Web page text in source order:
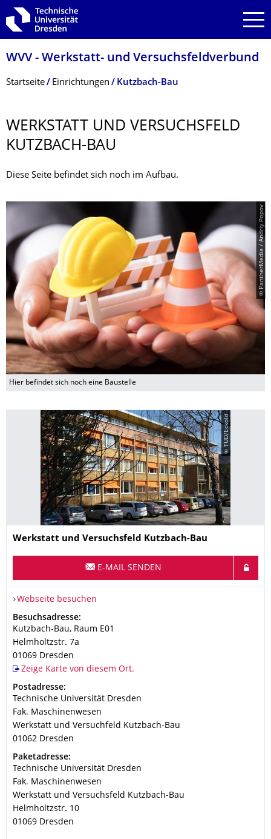
Zur Hauptnavigation springen
Zur Suche springen
Zum Inhalt springen
WVV - Werkstatt- und Versuchsfeldver­bund
Breadcrumb-Menü
Startseite Einrichtungen Kutzbach-Bau
WERKSTATT UND VERSUCHSFELD
KUTZBACH-BAU
Diese Seite befindet sich noch im Aufbau.
© PantherMedia / Andriy Popov
Hier befindet sich noch eine Baustelle
© TUD/Eckold
Name
Werkstatt und Versuchsfeld Kutzbach-Bau
E-MAIL SENDEN
Webseite besuchen
Adresse
Besuchsadresse:
Kutzbach-Bau, Raum E01
Helmholtzstr. 7a
01069 Dresden
Zeige Karte von diesem Ort.
Adresse
Postadresse:
Technische Universität Dresden
Fak. Maschinenwesen
Werkstatt und Versuchfeld Kutzbach-Bau
01062 Dresden
Adresse
Paketadresse:
Technische Universität Dresden
Fak. Maschinenwesen
Werkstatt und Versuchsfeld Kutzbach-Bau
Helmholtzstr. 10
01069 Dresden